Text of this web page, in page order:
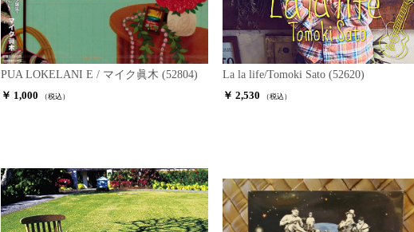
PUA LOKELANI E / マイク眞木 (52804)
￥ 1,000
（税込）
La la life/Tomoki Sato (52620)
￥ 2,530
（税込）